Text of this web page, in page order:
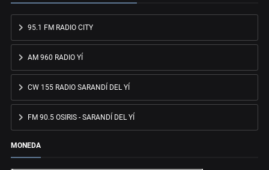
95.1 FM RADIO CITY
AM 960 RADIO YÍ
CW 155 RADIO SARANDÍ DEL YÍ
FM 90.5 OSIRIS - SARANDÍ DEL YÍ
MONEDA